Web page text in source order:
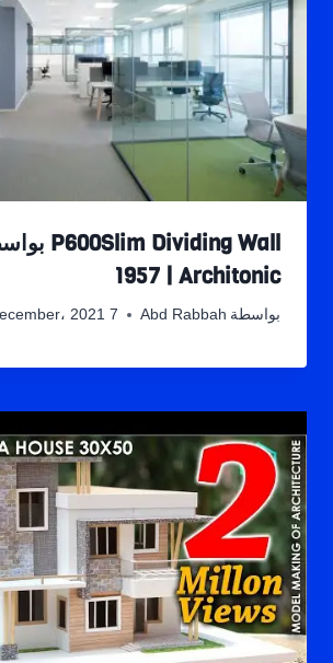
1957 | Architonic
بواسطة Abd Rabbah 7 December، 2021